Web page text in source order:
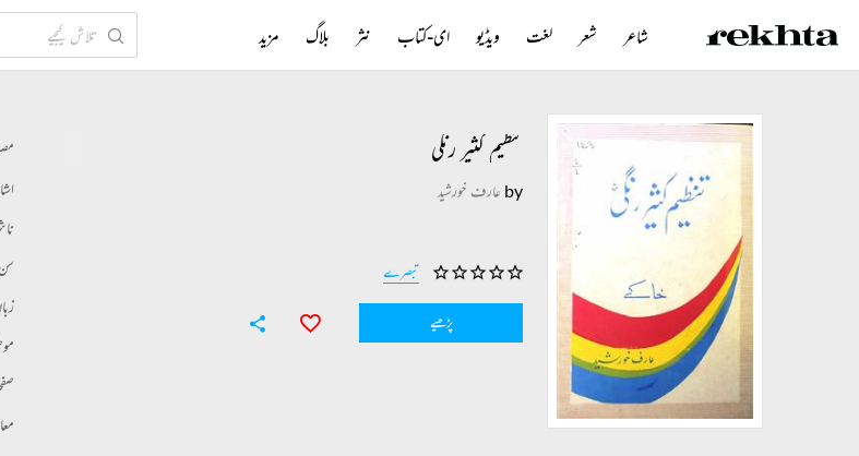
تنظیم کثیر رنگی
by عارف خورشید
تبصرے
پڑھیے
شاعر شعر لغت ویڈیو ای-کتاب نثر بلاگ مزید